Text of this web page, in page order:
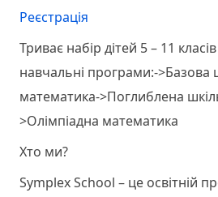
Реєстрація
Триває набір дітей 5 – 11
навчальні програми:->Базова
математика->Поглиблена
>Олімпіадна математика
Хто ми?
Symplex School – це освітній